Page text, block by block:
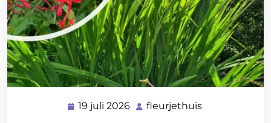
19 juli 2026 19 fleurjethuis